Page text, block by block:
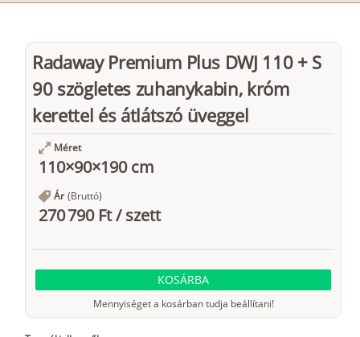
Radaway Premium Plus DWJ 110 + S
90 szögletes zuhanykabin, króm
kerettel és átlátszó üveggel
Méret
110×90×190 cm
Ár (Bruttó)
270 790 Ft/szett
KOSÁRBA
Mennyiséget a kosárban tudja beállítani!